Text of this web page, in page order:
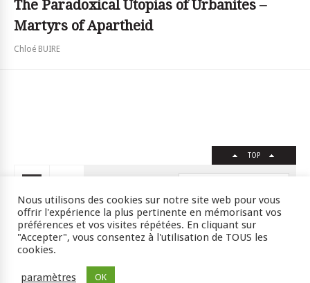
The Paradoxical Utopias of Urbanites –
Martyrs of Apartheid
Chloé BUIRE
TOP
Crédits RSS Plan du site
ISSN : 2105-0392 l © 2009 JSSJ
Nous utilisons des cookies sur notre site web pour vous
offrir l'expérience la plus pertinente en mémorisant vos
préférences et vos visites répétées. En cliquant sur
"Accepter", vous consentez à l'utilisation de TOUS les
cookies.
paramètres OK